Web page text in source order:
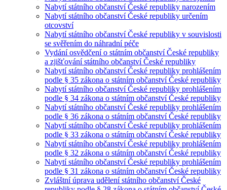
Nabytí státního občanství České republiky narozením
Nabytí státního občanství České republiky určením
otcovství
Nabytí státního občanství České republiky v souvislosti
se svěřením do náhradní péče
Vydání osvědčení o státním občanství České republiky
a zjišťování státního občanství České republiky
Nabytí státního občanství České republiky prohlášením
podle § 35 zákona o státním občanství České republiky
Nabytí státního občanství České republiky prohlášením
podle § 34 zákona o státním občanství České republiky
Nabytí státního občanství České republiky prohlášením
podle § 36 zákona o státním občanství České republiky
Nabytí státního občanství České republiky prohlášením
podle § 33 zákona o státním občanství České republiky
Nabytí státního občanství České republiky prohlášením
podle § 32 zákona o státním občanství České republiky
Nabytí státního občanství České republiky prohlášením
podle § 31 zákona o státním občanství České republiky
Zvláštní úprava udělení státního občanství České